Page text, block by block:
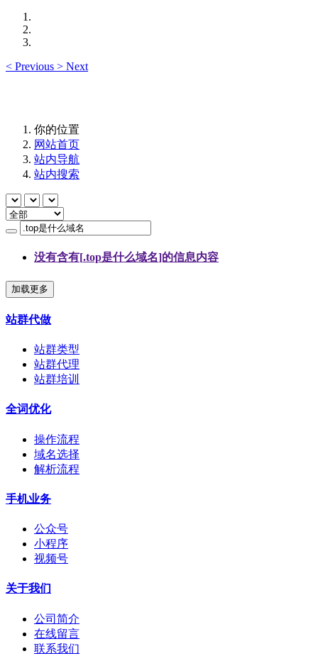
< Previous > Next
你的位置
网站首页
站内导航
站内搜索
没有含有[.top是什么域名]的信息内容
加载更多
站群代做
站群类型
站群代理
站群培训
全词优化
操作流程
域名选择
解析流程
手机业务
公众号
小程序
视频号
关于我们
公司简介
在线留言
联系我们